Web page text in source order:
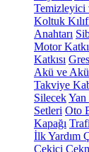
Temizleyici
Koltuk
Anahtarı
Motor
Katkısı
Akü ve Akü
Takviye
SilecekYan
Setleri Oto
Kapağı
İlk Yardım
Çekici